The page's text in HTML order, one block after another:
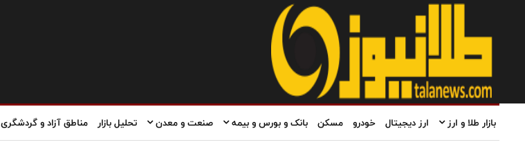
بازار طلا و ارز ارز دیجیتال خودرو مسکن بانک و بورس و بیمه صنعت و معدن تحلیل بازار مناطق آزاد و گردشگری